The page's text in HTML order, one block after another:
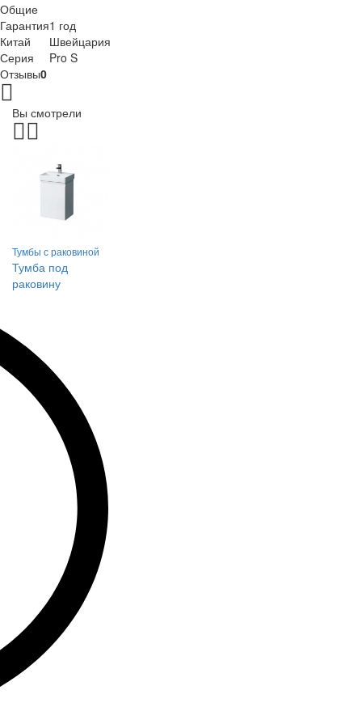
Общие
Гарантия1 год
Китай
Швейцария
Серия
Pro S
Отзывы0
Вы смотрели
Тумбы с раковиной
Тумба под
раковину